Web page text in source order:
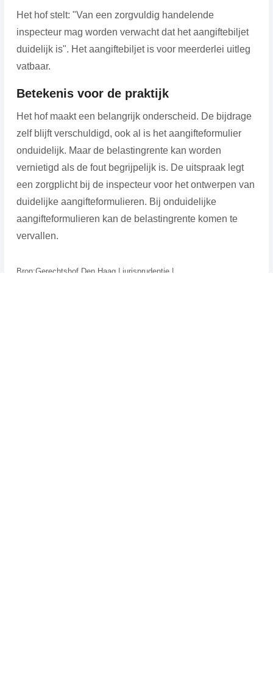
Het hof stelt: "Van een zorgvuldig handelende
inspecteur mag worden verwacht dat het aangiftebiljet
duidelijk is". Het aangiftebiljet is voor meerderlei uitleg
vatbaar.
Betekenis voor de praktijk
Het hof maakt een belangrijk onderscheid. De bijdrage
zelf blijft verschuldigd, ook al is het aangifteformulier
onduidelijk. Maar de belastingrente kan worden
vernietigd als de fout begrijpelijk is. De uitspraak legt
een zorgplicht bij de inspecteur voor het ontwerpen van
duidelijke aangifteformulieren. Bij onduidelijke
aangifteformulieren kan de belastingrente komen te
vervallen.
Bron:Gerechtshof Den Haag | jurisprudentie |